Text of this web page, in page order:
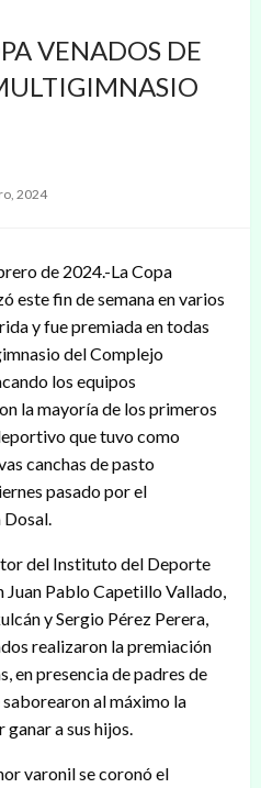
VENADOS DE
2024
de 2024.-La Copa
este fin de semana en varios
y fue premiada en todas
del Complejo
los equipos
la mayoría de los primeros
que tuvo como
canchas de pasto
pasado por el
del Instituto del Deporte
Juan Pablo Capetillo Vallado,
y Sergio Pérez Perera,
realizaron la premiación
en presencia de padres de
al máximo la
a sus hijos.
varonil se coronó el